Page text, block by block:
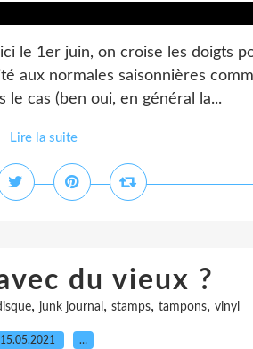
le 1er juin, on croise les doigts
aux normales saisonnières
cas (ben oui, en général la...
Lire la suite
du vieux ?
, junk journal , stamps, tampons, vinyl
15.05.2021 …